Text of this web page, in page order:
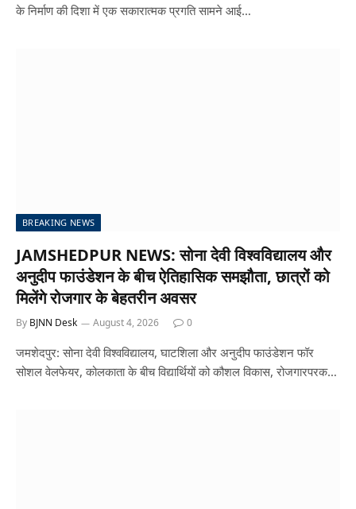
के निर्माण की दिशा में एक सकारात्मक प्रगति सामने आई…
BREAKING NEWS
JAMSHEDPUR NEWS: सोना देवी विश्वविद्यालय और
अनुदीप फाउंडेशन के बीच ऐतिहासिक समझौता, छात्रों को
मिलेंगे रोजगार के बेहतरीन अवसर
By BJNN Desk August 4, 2026 0
जमशेदपुर: सोना देवी विश्वविद्यालय, घाटशिला और अनुदीप फाउंडेशन फॉर
सोशल वेलफेयर, कोलकाता के बीच विद्यार्थियों को कौशल विकास, रोजगारपरक…